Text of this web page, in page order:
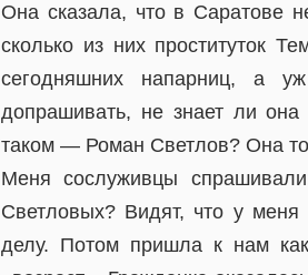
Она сказала, что в Саратове
сколько из них проституток
сегодняшних напарниц, а
допрашивать, не знает ли
таком — Роман Светлов? Она
Меня сослуживцы
Светловых? Видят, что у
делу. Потом пришла к нам